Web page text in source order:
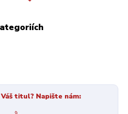
titul? Napište nám: